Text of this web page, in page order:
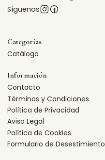
Síguenos
Categorías
Catálogo
Información
Contacto
Términos y Condiciones
Política de Privacidad
Aviso Legal
Política de Cookies
Formulario de Desestimiento